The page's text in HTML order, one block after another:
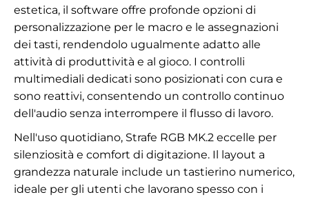
estetica, il software offre profonde opzioni di
personalizzazione per le macro e le assegnazioni
dei tasti, rendendolo ugualmente adatto alle
attività di produttività e al gioco. I controlli
multimediali dedicati sono posizionati con cura e
sono reattivi, consentendo un controllo continuo
dell'audio senza interrompere il flusso di lavoro.
Nell'uso quotidiano, Strafe RGB MK.2 eccelle per
silenziosità e comfort di digitazione. Il layout a
grandezza naturale include un tastierino numerico,
ideale per gli utenti che lavorano spesso con i